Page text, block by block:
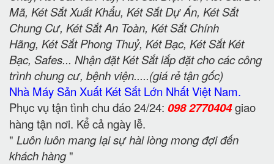
Mã, Két Sắt Xuất Khẩu, Két Sắt Dự Án, Két Sắt
Chung Cư, Két Sắt An Toàn, Két Sắt Chính
Hãng, Két Sắt Phong Thuỷ, Két Bạc, Két Sắt Két
Bạc, Safes... Nhận đặt Két Sắt lắp đặt cho các công
trình chung cư, bệnh viện.....(giá rẻ tận gốc)
Nhà Máy Sản Xuất Két Sắt Lớn Nhất Việt Nam.
Phục vụ tận tình chu đáo 24/24: 098 2770404giao
hàng tận nơi. Kể cả ngày lễ.
" Luôn luôn mang lại sự hài lòng mong đợi đến
khách hàng"